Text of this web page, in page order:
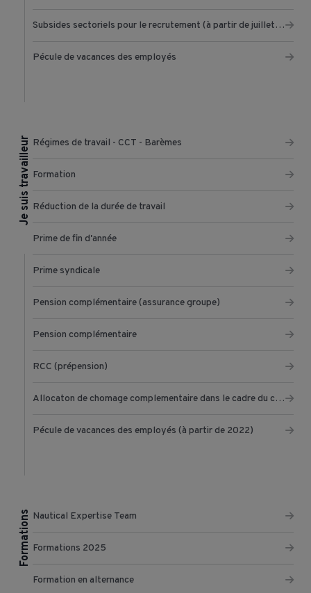
Subsides sectoriels pour le recrutement (à partir de juillet 2022)
Pécule de vacances des employés
Je suis travailleur Régimes de travail - CCT - Barèmes
Formation
Réduction de la durée de travail
Prime de fin d'année
Prime syndicale
Pension complémentaire (assurance groupe)
Pension complémentaire
RCC (prépension)
Allocaton de chomage complementaire dans le cadre du chomage temporaire
Pécule de vacances des employés (à partir de 2022)
Formations Nautical Expertise Team
Formations 2025
Formation en alternance